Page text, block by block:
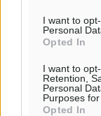
I want to
Personal
Opted In
I want to
Retention,
Personal
Purposes
Opted In